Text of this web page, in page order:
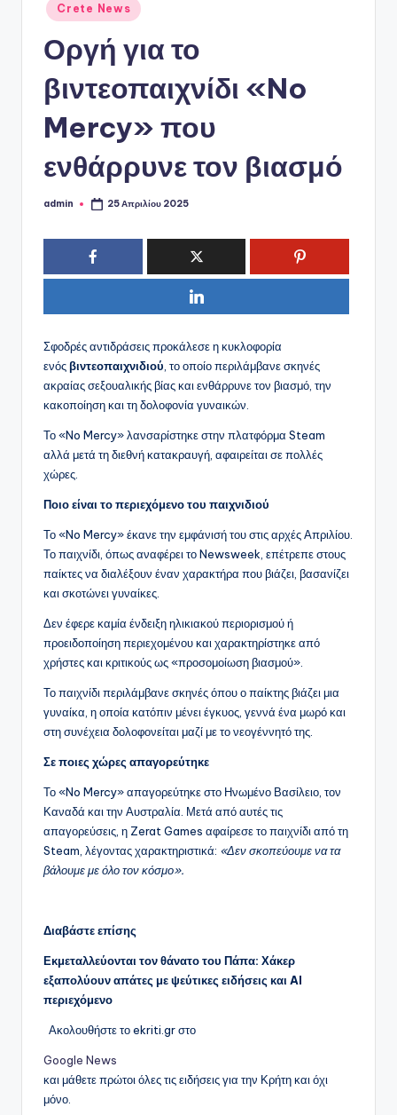
Αναρτήθηκε
σε
Crete News
Οργή για το
βιντεοπαιχνίδι «No
Mercy» που
ενθάρρυνε τον βιασμό
Συγγραφέας:
admin 25 Απριλίου 2025
Σφοδρές αντιδράσεις προκάλεσε η κυκλοφορία
ενόςβιντεοπαιχνιδιού, το οποίο περιλάμβανε σκηνές
ακραίας σεξουαλικής βίας και ενθάρρυνε τον βιασμό, την
κακοποίηση και τη δολοφονία γυναικών.
Το «No Mercy» λανσαρίστηκε στην πλατφόρμα Steam
αλλά μετά τη διεθνή κατακραυγή, αφαιρείται σε πολλές
χώρες.
Ποιο είναι το περιεχόμενο του παιχνιδιού
Το «No Mercy» έκανε την εμφάνισή του στις αρχές Απριλίου.
Το παιχνίδι, όπως αναφέρει το Newsweek, επέτρεπε στους
παίκτες να διαλέξουν έναν χαρακτήρα που βιάζει, βασανίζει
και σκοτώνει γυναίκες.
Δεν έφερε καμία ένδειξη ηλικιακού περιορισμού ή
προειδοποίηση περιεχομένου και χαρακτηρίστηκε από
χρήστες και κριτικούς ως «προσομοίωση βιασμού».
Το παιχνίδι περιλάμβανε σκηνές όπου ο παίκτης βιάζει μια
γυναίκα, η οποία κατόπιν μένει έγκυος, γεννά ένα μωρό και
στη συνέχεια δολοφονείται μαζί με το νεογέννητό της.
Σε ποιες χώρες απαγορεύτηκε
Το «No Mercy» απαγορεύτηκε στο Ηνωμένο Βασίλειο, τον
Καναδά και την Αυστραλία. Μετά από αυτές τις
απαγορεύσεις, η Zerat Games αφαίρεσε το παιχνίδι από τη
Steam, λέγοντας χαρακτηριστικά: «Δεν σκοπεύουμε να τα
βάλουμε με όλο τον κόσμο».
Διαβάστε επίσης
Εκμεταλλεύονται τον θάνατο του Πάπα: Χάκερ
εξαπολύουν απάτες με ψεύτικες ειδήσεις και AI
περιεχόμενο
Ακολουθήστε το ekriti.gr στο
Google News
και μάθετε πρώτοι όλες τις ειδήσεις για την Κρήτη και όχι
μόνο.